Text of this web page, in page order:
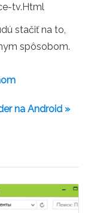
tv.Html
stačiť na to,
spôsobom.
na Android »